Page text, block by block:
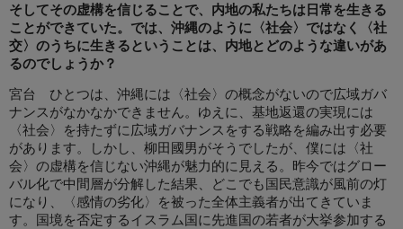
そしてその虚構を信じることで、内地の私たちは日常を生きる
ことができていた。では、沖縄のように〈社会〉ではなく〈社
交〉のうちに生きるということは、内地とどのような違いがあ
るのでしょうか？
宮台 ひとつは、沖縄には〈社会〉の概念がないので広域ガバ
ナンスがなかなかできません。ゆえに、基地返還の実現には
〈社会〉を持たずに広域ガバナンスをする戦略を編み出す必要
があります。しかし、柳田國男がそうでしたが、僕には〈社
会〉の虚構を信じない沖縄が魅力的に見える。昨今ではグロー
バル化で中間層が分解した結果、どこでも国民意識が風前の灯
になり、〈感情の劣化〉を被った全体主義者が出てきていま
す。国境を否定するイスラム国に先進国の若者が大挙参加する